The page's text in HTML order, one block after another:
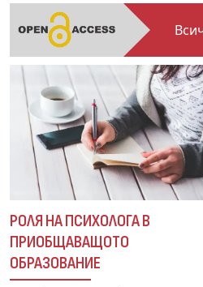
РОЛЯ НА ПСИХОЛОГА В
ПРИОБЩАВАЩОТО
ОБРАЗОВАНИЕ